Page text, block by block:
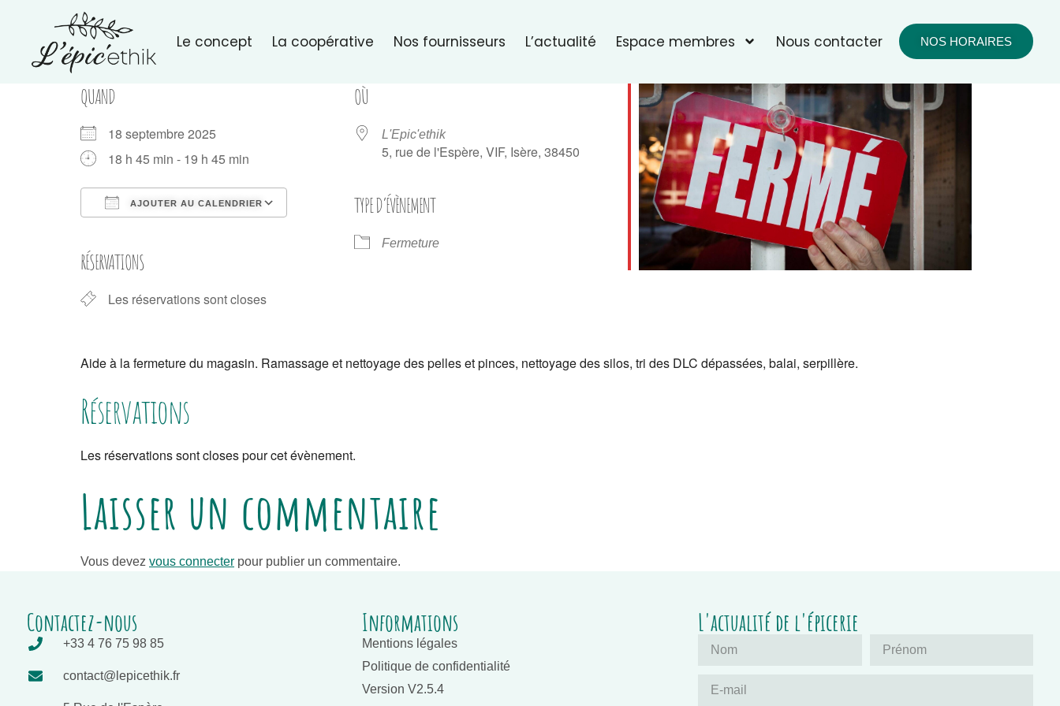
Le concept La coopérative Nos fournisseurs L’actualité Espace membres Nous contacter NOS HORAIRES
QUAND
18 septembre 2025
18 h 45 min - 19 h 45 min
AJOUTER AU CALENDRIER
Office 365 Outlook Live
RÉSERVATIONS
Les réservations sont closes
OÙ
L'Epic'ethik
5, rue de l'Espère, VIF, Isère, 38450
TYPE D’ÉVÈNEMENT
Fermeture
Aide à la fermeture du magasin. Ramassage et nettoyage des pelles et pinces, nettoyage des silos, tri des DLC dépassées, balai, serpillère.
Réservations
Les réservations sont closes pour cet évènement.
Laisser un commentaire
Vous devez vous connecter pour publier un commentaire.
Contactez-nous
+33 4 76 75 98 85
contact@lepicethik.fr
Informations
Mentions légales
Politique de confidentialité
Version V2.5.4
L'actualité de l'épicerie